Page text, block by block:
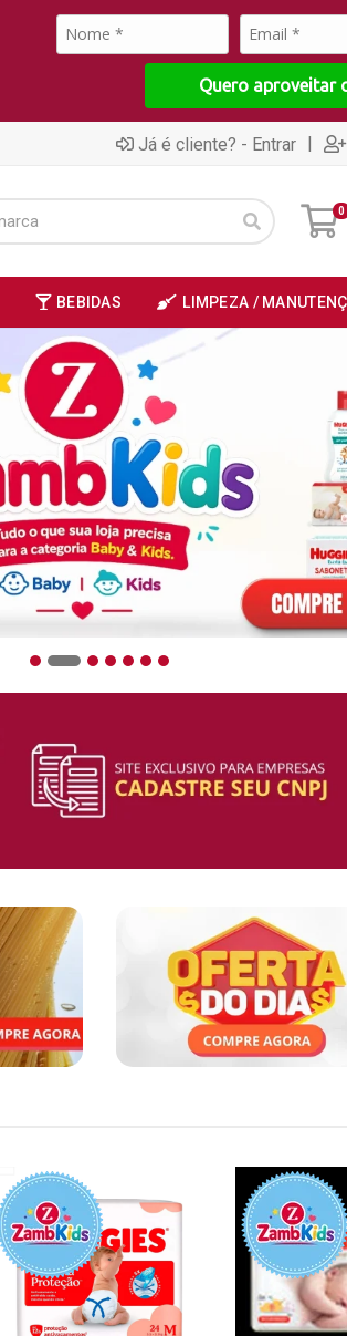
Quero aproveitar
Já é cliente? - Entrar |
0
BEBIDAS LIMPEZA /